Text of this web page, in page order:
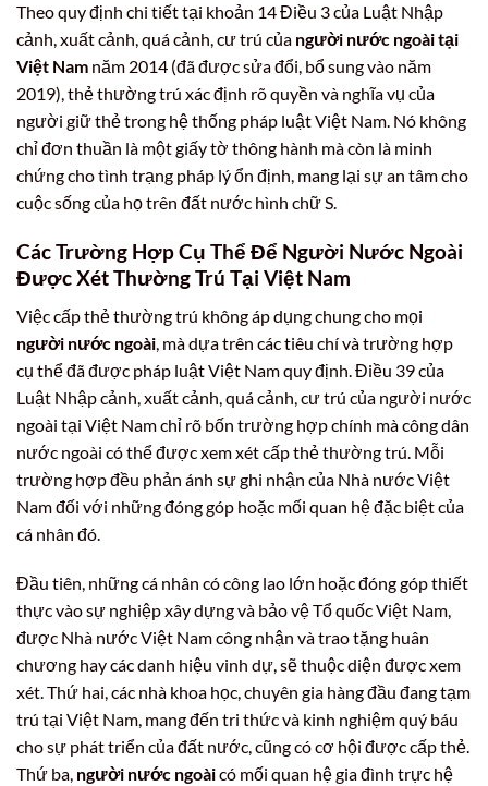
Theo quy định chi tiết tại khoản 14 Điều 3 của Luật Nhập
cảnh, xuất cảnh, quá cảnh, cư trú của người nước ngoài tại
Việt Nam năm 2014 (đã được sửa đổi, bổ sung vào năm
2019), thẻ thường trú xác định rõ quyền và nghĩa vụ của
người giữ thẻ trong hệ thống pháp luật Việt Nam. Nó không
chỉ đơn thuần là một giấy tờ thông hành mà còn là minh
chứng cho tình trạng pháp lý ổn định, mang lại sự an tâm cho
cuộc sống của họ trên đất nước hình chữ S.
Các Trường Hợp Cụ Thể Để Người Nước Ngoài
Được Xét Thường Trú Tại Việt Nam
Việc cấp thẻ thường trú không áp dụng chung cho mọi
người nước ngoài , mà dựa trên các tiêu chí và trường hợp
cụ thể đã được pháp luật Việt Nam quy định. Điều 39 của
Luật Nhập cảnh, xuất cảnh, quá cảnh, cư trú của người nước
ngoài tại Việt Nam chỉ rõ bốn trường hợp chính mà công dân
nước ngoài có thể được xem xét cấp thẻ thường trú. Mỗi
trường hợp đều phản ánh sự ghi nhận của Nhà nước Việt
Nam đối với những đóng góp hoặc mối quan hệ đặc biệt của
cá nhân đó.
Đầu tiên, những cá nhân có công lao lớn hoặc đóng góp thiết
thực vào sự nghiệp xây dựng và bảo vệ Tổ quốc Việt Nam,
được Nhà nước Việt Nam công nhận và trao tặng huân
chương hay các danh hiệu vinh dự, sẽ thuộc diện được xem
xét. Thứ hai, các nhà khoa học, chuyên gia hàng đầu đang tạm
trú tại Việt Nam, mang đến tri thức và kinh nghiệm quý báu
cho sự phát triển của đất nước, cũng có cơ hội được cấp thẻ.
Thứ ba, người nước ngoàicó mối quan hệ gia đình trực hệ